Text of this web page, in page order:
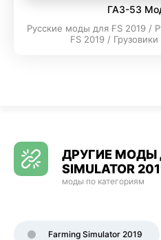
ГАЗ-53
Русские моды для FS 2019 /
FS 2019 /
ДРУГИЕ МОДЫ
SIMULATOR
моды по категориям
Farming Simulator 2019